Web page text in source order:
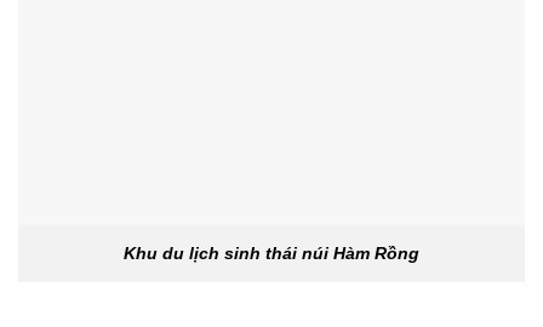
Khu du lịch sinh thái núi Hàm Rồng